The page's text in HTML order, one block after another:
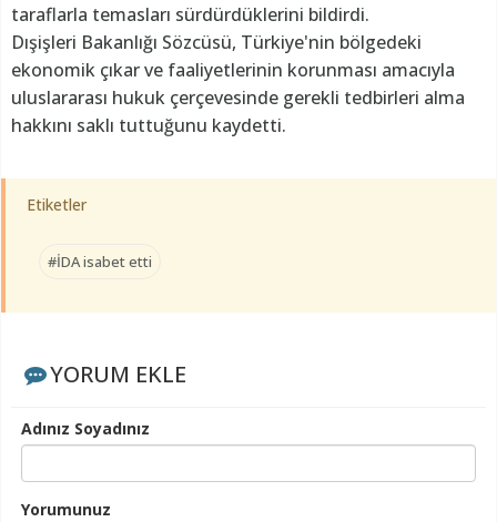
taraflarla temasları sürdürdüklerini bildirdi.
Dışişleri Bakanlığı Sözcüsü, Türkiye'nin bölgedeki
ekonomik çıkar ve faaliyetlerinin korunması amacıyla
uluslararası hukuk çerçevesinde gerekli tedbirleri alma
hakkını saklı tuttuğunu kaydetti.
Etiketler
#İDA isabet etti
YORUM EKLE
Adınız Soyadınız
Yorumunuz